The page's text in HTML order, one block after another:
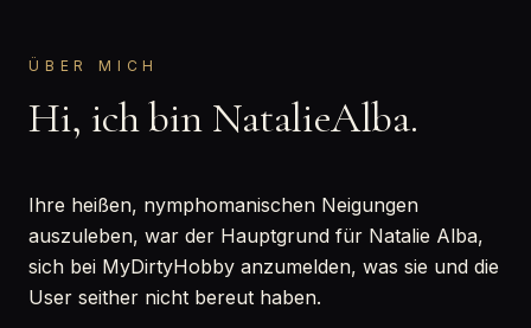
ÜBER MICH
Hi, ich bin NatalieAlba.
Ihre heißen, nymphomanischen Neigungen
auszuleben, war der Hauptgrund für Natalie Alba,
sich bei MyDirtyHobby anzumelden, was sie und die
User seither nicht bereut haben.